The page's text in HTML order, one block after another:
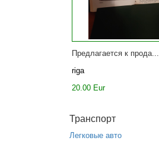
Предлагается к прода...
riga
20.00 Eur
Транспорт
Легковые авто